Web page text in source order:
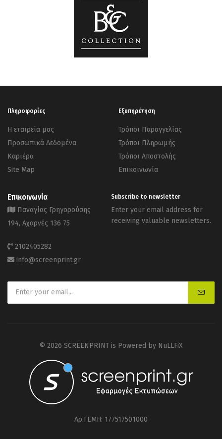
Πληροφορίες
Η εταιρεία μας
Προσωπικά Δεδομένα
Καριέρα
Site Map
Εξυπηρέτηση
Τρόποι Παραγγελίας
Τρόποι Πληρωμής
Τρόποι Αποστολής
Επικοινωνία
Επικοινωνία
Παναγίας Γρηγορούσης
194, Αχαρνές 136 75
2102405282
info@screenprint.gr
Subscribe to newsletter
Enter your email address for
receiving valuable newsletters.
© 2026 SCREENPRINT is Powered by NuLLFiX
Αρ.ΓΕΜΗ: 177517501000